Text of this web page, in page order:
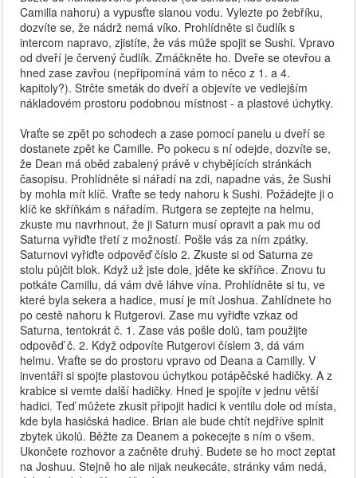
Camilla nahoru) a vypusťte slanou vodu. Vylezte po žebříku,
dozvíte se, že nádrž nemá víko. Prohlídněte si čudlík s
intercom napravo, zjistíte, že vás může spojit se Sushi. Vpravo
od dveří je červený čudlík. Zmáčkněte ho. Dveře se otevřou a
hned zase zavřou (nepřipomíná vám to něco z 1. a 4.
kapitoly?). Strčte smeták do dveří a objevíte ve vedlejším
nákladovém prostoru podobnou místnost - a plastové úchytky.
Vraťte se zpět po schodech a zase pomocí panelu u dveří se
dostanete zpět ke Camille. Po pokecu s ní odejde, dozvíte se,
že Dean má oběd zabalený právě v chybějících stránkách
časopisu. Prohlídněte si nářadí na zdi, napadne vás, že Sushi
by mohla mít klíč. Vraťte se tedy nahoru k Sushi. Požádejte ji o
klíč ke skříňkám s nářadím. Rutgera se zeptejte na helmu,
zkuste mu navrhnout, že ji Saturn musí opravit a pak mu od
Saturna vyřiďte třetí z možností. Pošle vás za ním zpátky.
Saturnovi vyřiďte odpověď číslo 2. Zkuste si od Saturna ze
stolu půjčit blok. Když už jste dole, jděte ke skříňce. Znovu tu
potkáte Camillu, dá vám dvě láhve vína. Prohlídněte si tu, ve
které byla sekera a hadice, musí je mít Joshua. Zahlídnete ho
po cestě nahoru k Rutgerovi. Zase mu vyřiďte vzkaz od
Saturna, tentokrát č. 1. Zase vás pošle dolů, tam použijte
odpověď č. 2. Když odpovíte Rutgerovi číslem 3, dá vám
helmu. Vraťte se do prostoru vpravo od Deana a Camilly. V
inventáři si spojte plastovou úchytkou potápěčské hadičky. A z
krabice si vemte další hadičky. Hned je spojíte v jednu větší
hadici. Teď můžete zkusit připojit hadici k ventilu dole od místa,
kde byla hasičská hadice. Brian ale bude chtít nejdříve splnit
zbytek úkolů. Běžte za Deanem a pokecejte s ním o všem.
Ukončete rozhovor a začněte druhý. Budete se ho moct zeptat
na Joshuu. Stejně ho ale nijak neukecáte, stránky vám nedá,